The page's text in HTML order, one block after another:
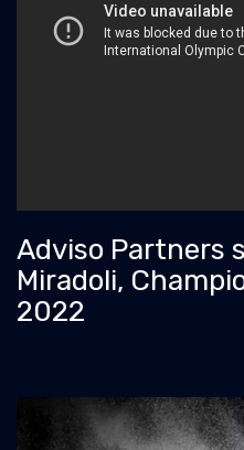
Adviso Partners
Miradoli,
2022